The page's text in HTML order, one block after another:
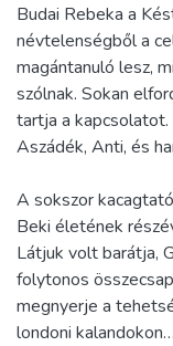
Budai Rebeka a
névtelenségből a
magántanuló lesz,
szólnak. Sokan
tartja a kapcsolatot.
Aszádék, Anti, és
A sokszor
Beki életének
Látjuk volt barátja,
folytonos
megnyerje a
londoni